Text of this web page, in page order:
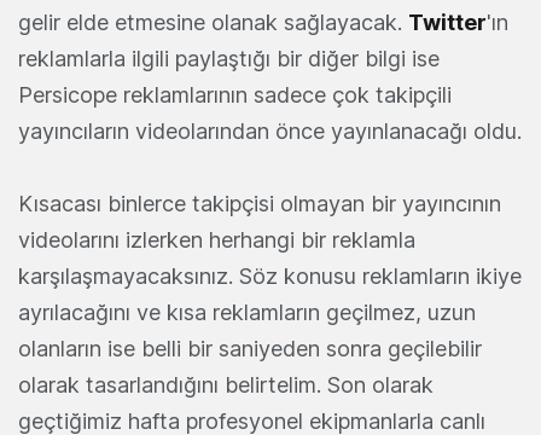
gelir elde etmesine olanak sağlayacak. Twitter'ın
reklamlarla ilgili paylaştığı bir diğer bilgi ise
Persicope reklamlarının sadece çok takipçili
yayıncıların videolarından önce yayınlanacağı oldu.
Kısacası binlerce takipçisi olmayan bir yayıncının
videolarını izlerken herhangi bir reklamla
karşılaşmayacaksınız. Söz konusu reklamların ikiye
ayrılacağını ve kısa reklamların geçilmez, uzun
olanların ise belli bir saniyeden sonra geçilebilir
olarak tasarlandığını belirtelim. Son olarak
geçtiğimiz hafta profesyonel ekipmanlarla canlı